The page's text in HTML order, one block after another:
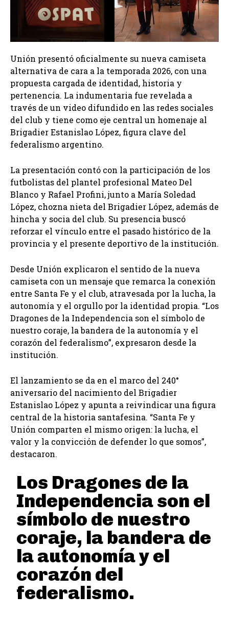
Unión presentó oficialmente su nueva camiseta
alternativa de cara a la temporada 2026, con una
propuesta cargada de identidad, historia y
pertenencia. La indumentaria fue revelada a
través de un video difundido en las redes sociales
del club y tiene como eje central un homenaje al
Brigadier Estanislao López, figura clave del
federalismo argentino.
La presentación contó con la participación de los
futbolistas del plantel profesional Mateo Del
Blanco y Rafael Profini, junto a María Soledad
López, chozna nieta del Brigadier López, además de
hincha y socia del club. Su presencia buscó
reforzar el vínculo entre el pasado histórico de la
provincia y el presente deportivo de la institución.
Desde Unión explicaron el sentido de la nueva
camiseta con un mensaje que remarca la conexión
entre Santa Fe y el club, atravesada por la lucha, la
autonomía y el orgullo por la identidad propia. “Los
Dragones de la Independencia son el símbolo de
nuestro coraje, la bandera de la autonomía y el
corazón del federalismo”, expresaron desde la
institución.
El lanzamiento se da en el marco del 240°
aniversario del nacimiento del Brigadier
Estanislao López y apunta a reivindicar una figura
central de la historia santafesina. “Santa Fe y
Unión comparten el mismo origen: la lucha, el
valor y la convicción de defender lo que somos”,
destacaron.
Los Dragones de la
Independencia son el
símbolo de nuestro
coraje, la bandera de
la autonomía y el
corazón del
federalismo.